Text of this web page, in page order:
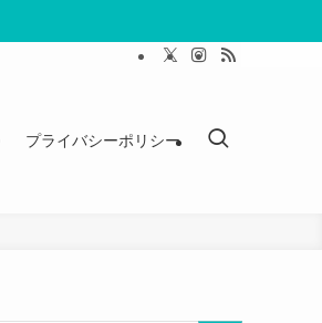
プライバシーポリシー